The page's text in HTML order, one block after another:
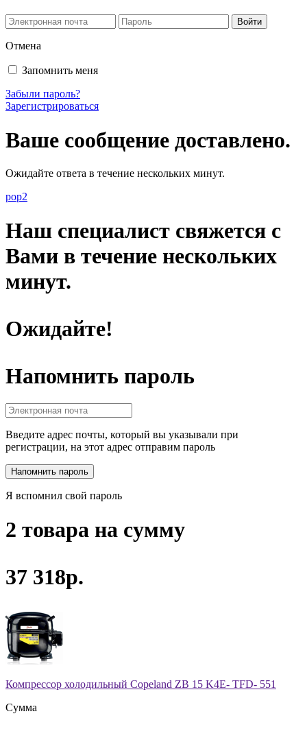
Отмена
Запомнить меня
Забыли пароль?
Зарегистрироваться
Ваше сообщение доставлено.
Ожидайте ответа в течение нескольких минут.
pop2
Наш специалист свяжется с
Вами в течение нескольких
минут.
Ожидайте!
Напомнить пароль
Введите адрес почты, который вы указывали при
регистрации, на этот адрес отправим пароль
Я вспомнил свой пароль
2 товара на сумму
37 318р.
Компрессор холодильный Copeland ZB 15 K4E- TFD- 551
Сумма